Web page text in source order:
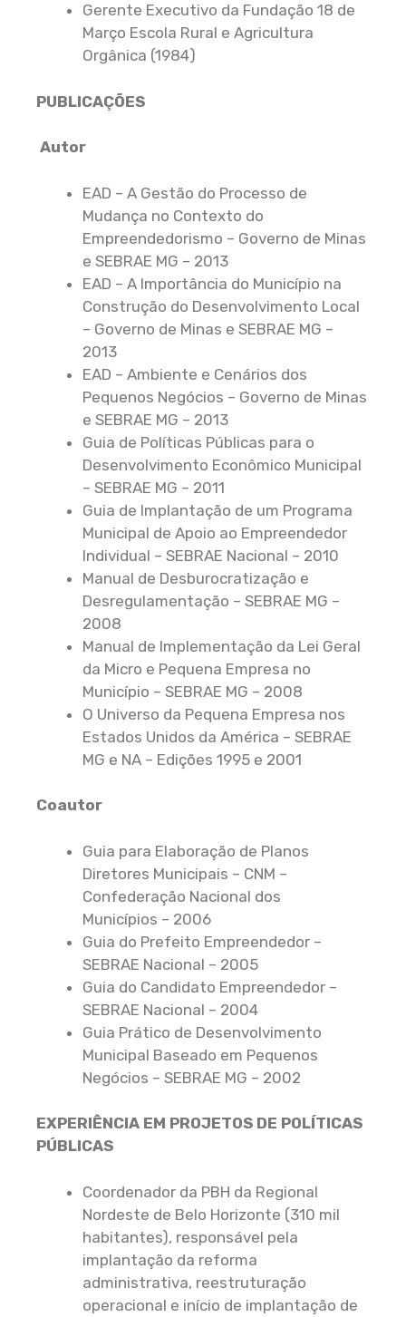
Gerente Executivo da Fundação 18 de
Março Escola Rural e Agricultura
Orgânica (1984)
PUBLICAÇÕES
Autor
EAD – A Gestão do Processo de
Mudança no Contexto do
Empreendedorismo – Governo de Minas
e SEBRAE MG – 2013
EAD – A Importância do Município na
Construção do Desenvolvimento Local
– Governo de Minas e SEBRAE MG –
2013
EAD – Ambiente e Cenários dos
Pequenos Negócios – Governo de Minas
e SEBRAE MG – 2013
Guia de Políticas Públicas para o
Desenvolvimento Econômico Municipal
– SEBRAE MG – 2011
Guia de Implantação de um Programa
Municipal de Apoio ao Empreendedor
Individual – SEBRAE Nacional – 2010
Manual de Desburocratização e
Desregulamentação – SEBRAE MG –
2008
Manual de Implementação da Lei Geral
da Micro e Pequena Empresa no
Município – SEBRAE MG – 2008
O Universo da Pequena Empresa nos
Estados Unidos da América – SEBRAE
MG e NA – Edições 1995 e 2001
Coautor
Guia para Elaboração de Planos
Diretores Municipais – CNM –
Confederação Nacional dos
Municípios – 2006
Guia do Prefeito Empreendedor –
SEBRAE Nacional – 2005
Guia do Candidato Empreendedor –
SEBRAE Nacional – 2004
Guia Prático de Desenvolvimento
Municipal Baseado em Pequenos
Negócios – SEBRAE MG – 2002
EXPERIÊNCIA EM PROJETOS DE POLÍTICAS
PÚBLICAS
Coordenador da PBH da Regional
Nordeste de Belo Horizonte (310 mil
habitantes), responsável pela
implantação da reforma
administrativa, reestruturação
operacional e início de implantação de